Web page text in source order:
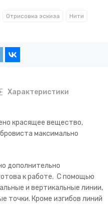
Отрисовка эскиза Нити
Характеристики
красящее вещество,
максимально
дополнительно
к работе. С помощью
и вертикальные линии,
точки. Кроме изгибов линий